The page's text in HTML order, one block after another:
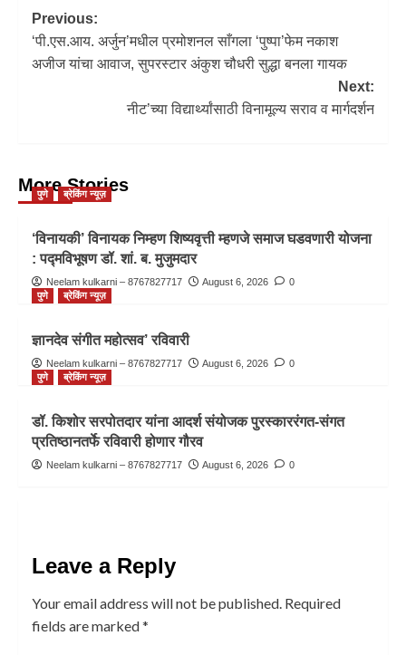
Previous:
‘पी.एस.आय. अर्जुन’मधील प्रमोशनल साँगला ‘पुष्पा’फेम नकाश
अजीज यांचा आवाज, सुपरस्टार अंकुश चौधरी सुद्धा बनला गायक
Next:
नीट’च्या विद्यार्थ्यांसाठी विनामूल्य सराव व मार्गदर्शन
More Stories
पुणे ब्रेकिंग न्यूज़
‘विनायकी’ विनायक निम्हण शिष्यवृत्ती म्हणजे समाज घडवणारी योजना
: पद्मविभूषण डॉ. शां. ब. मुजुमदार
Neelam kulkarni – 8767827717 August 6, 2026
0
पुणे
ब्रेकिंग न्यूज़
ज्ञानदेव संगीत महोत्सव’ रविवारी
Neelam kulkarni – 8767827717 August 6, 2026
0
पुणे
ब्रेकिंग न्यूज़
डॉ. किशोर सरपोतदार यांना आदर्श संयोजक पुरस्काररंगत-संगत
प्रतिष्ठानतर्फे रविवारी होणार गौरव
Neelam kulkarni – 8767827717 August 6, 2026 0
Leave a Reply
Your email address will not be published. Required
fields are marked*